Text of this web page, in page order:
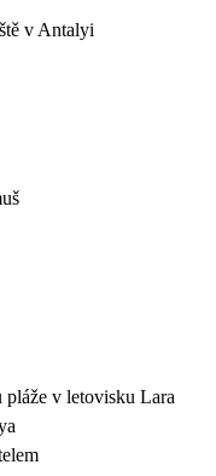
v Antalyi
pláže v letovisku Lara